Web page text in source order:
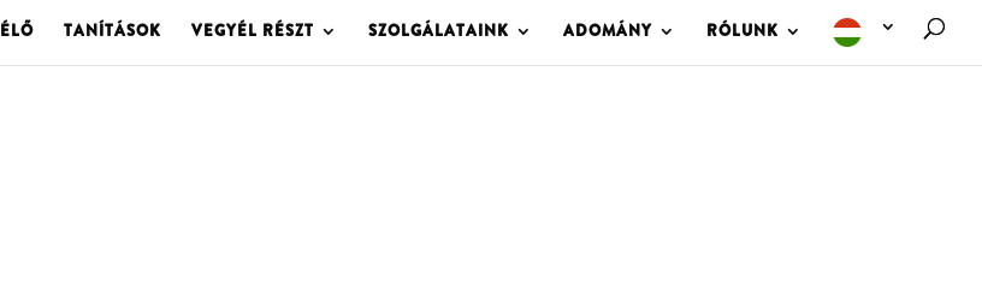
ÉLŐ TANÍTÁSOK VEGYÉL RÉSZT SZOLGÁLATAINK ADOMÁNY RÓLUNK